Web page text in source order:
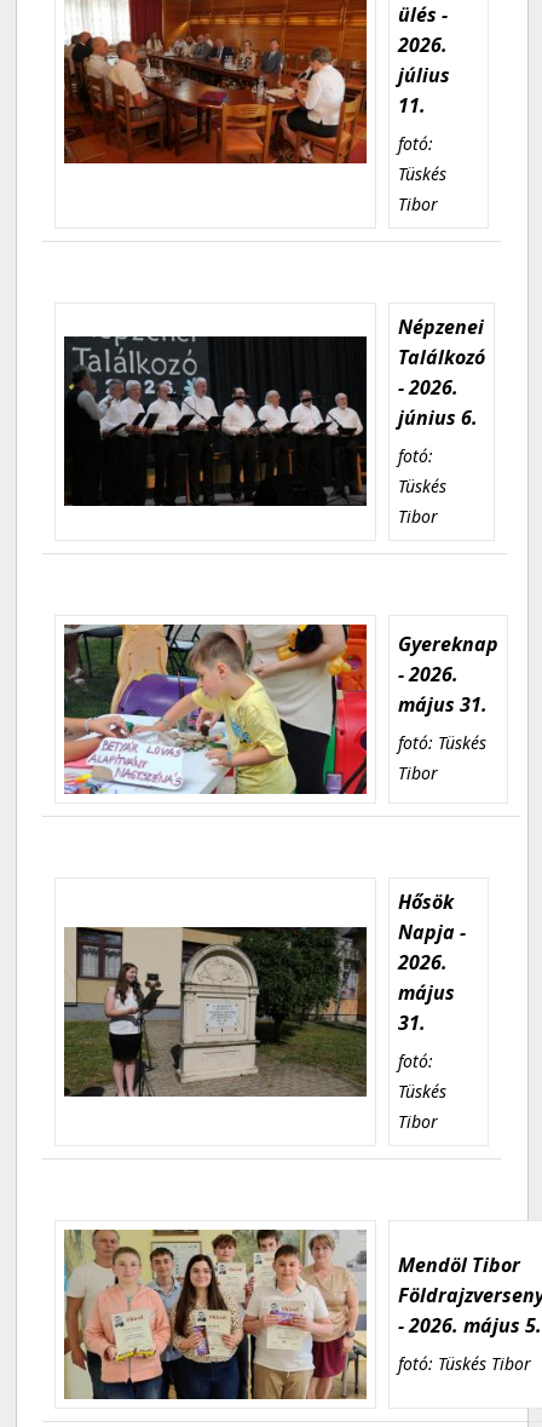
ülés -
2026.
július
11.
fotó:
Tüskés
Tibor
Népzenei
Találkozó
- 2026.
június 6.
fotó:
Tüskés
Tibor
Gyereknap
- 2026.
május 31.
fotó: Tüskés
Tibor
Hősök
Napja -
2026.
május
31.
fotó:
Tüskés
Tibor
Mendöl Tibor
- 2026. május 5.
fotó: Tüskés Tibor